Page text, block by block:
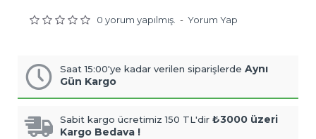
0 yorum yapılmış. - Yorum Yap
Saat 15:00'ye kadar verilen siparişlerde Aynı
Gün Kargo
Sabit kargo ücretimiz 150 TL'dir ₺3000 üzeri
Kargo Bedava !